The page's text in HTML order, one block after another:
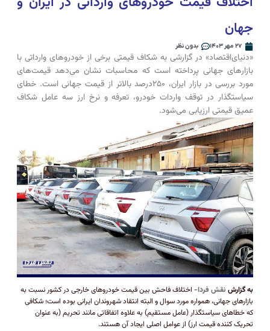
جهان
۲۷ مهر ۱۴۰۳ بدون نظر
«دنیای‌اقتصاد» در گزارشی به شکاف قیمتی برخی از خودرو‌های وارداتی با
بازار‌های جهانی پرداخته است که محاسبات نشان می‌دهد قیمت‌های
مورد بررسی در بازار ایران، ۲۵۰درصد بالاتر از قیمت جهانی است. خطای
سیاستگذار در توقف واردات خودرو، تعرفه و نرخ ارز سه عامل شکاف
عمیق قیمتی ارزیابی می‌شود.
به گزارش نقش فردا- اختلاف فاحش بین قیمت خودرو‌های خارجی در کشور نسبت به
بازار‌های جهانی، همواره مورد سوال و البته انتقاد شهروندان ایرانی بوده است؛ شکافی
که خطا‌های سیاستگذار (عامل مستقیم) به علاوه اتفاقاتی مانند تحریم (به عنوان
تحریک کننده قیمت ارز) از عوامل اصلی ایجاد آن هستند.